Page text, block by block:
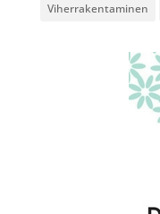
Viherrakentaminen